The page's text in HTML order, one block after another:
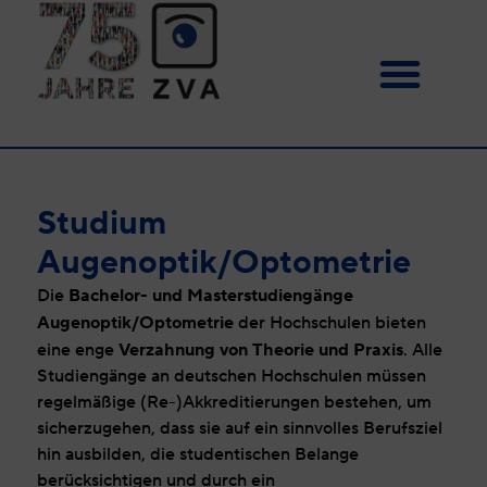
Studium
Augenoptik/Optometrie
Die Bachelor- und Masterstudiengänge
Augenoptik/Optometrieder Hochschulen bieten
eine enge Verzahnung vonTheorie und Praxis. Alle
Studiengänge an deutschen Hochschulen müssen
regelmäßige (Re-)Akkreditierungen bestehen, um
sicherzugehen, dass sie auf ein sinnvolles Berufsziel
hin ausbilden, die studentischen Belange
berücksichtigen und durch ein